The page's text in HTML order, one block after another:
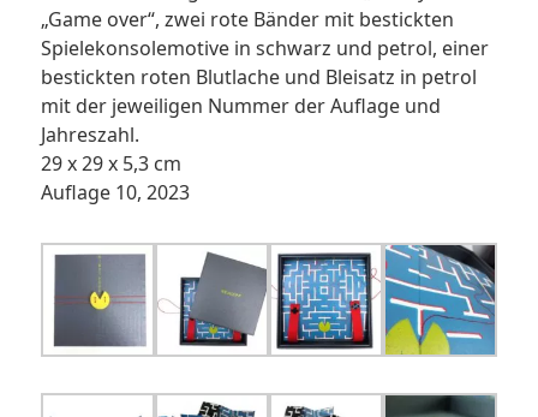
„Game over“, zwei rote Bänder mit bestickten
Spielekonsolemotive in schwarz und petrol, einer
bestickten roten Blutlache und Bleisatz in petrol
mit der jeweiligen Nummer der Auflage und
Jahreszahl.
29 x 29 x 5,3 cm
Auflage 10, 2023